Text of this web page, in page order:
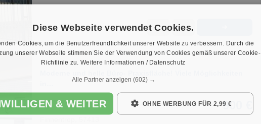
★ ➦
900 €
Diese Webseite verwendet Cookies.
Cookies, um die Benutzerfreundlichkeit unserer Website zu verbessern. Durch die
unserer Webseite stimmen Sie der Verwendung von Cookies gemäß unserer Cookie-
Richtlinie zu. Weitere Informationen / Datenschutz
Alle Partner anzeigen (602) →
& WEITER OHNE WERBUNG FÜR 2,99 €